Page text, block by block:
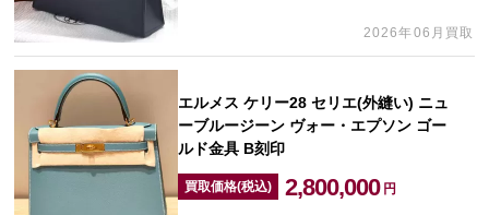
2026年06月買取
エルメス ケリー28 セリエ(外縫い) ニュ
ーブルージーン ヴォー・エプソン ゴー
ルド金具 B刻印
買取価格(税込) 2,800,000 円